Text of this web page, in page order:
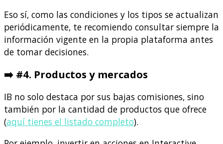
Eso sí, como las condiciones y los tipos se actualizan
periódicamente, te recomiendo consultar siempre la
información vigente en la propia plataforma antes
de tomar decisiones.
➡️ #4. Productos y mercados
IB no solo destaca por sus bajas comisiones, sino
también por la cantidad de productos que ofrece
(aquí tienes el listado completo).